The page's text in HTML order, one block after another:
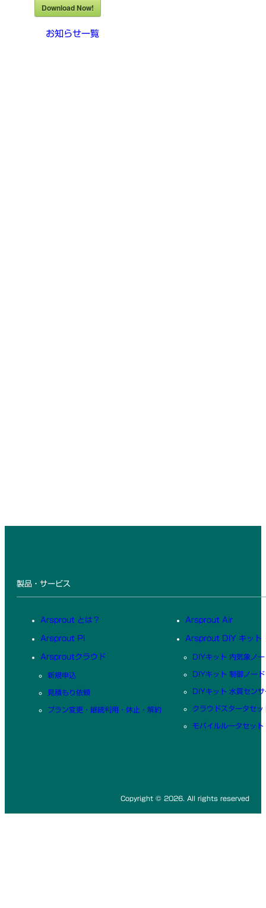
Download Now!
お知らせ一覧
製品・サービス
Arsprout とは？
Arsprout Pi
Arsproutクラウド
新規申込
見積もり依頼
プラン変更・継続利用・休止・解約
Arsprout Air
Arsprout DIY キット
DIYキット 内気象ノー
DIYキット 制御ノード
DIYキット 水質センサ
クラウドスタータセッ
モバイルルータセット
Copyright © 2026. All rights reserved